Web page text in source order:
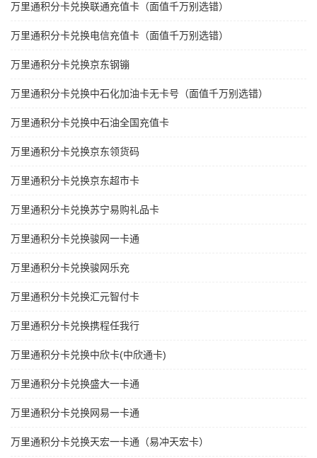
万里通积分卡兑换联通充值卡（面值千万别选错）
万里通积分卡兑换电信充值卡（面值千万别选错）
万里通积分卡兑换京东钢镚
万里通积分卡兑换中石化加油卡无卡号（面值千万别选错）
万里通积分卡兑换中石油全国充值卡
万里通积分卡兑换京东领货码
万里通积分卡兑换京东超市卡
万里通积分卡兑换苏宁易购礼品卡
万里通积分卡兑换骏网一卡通
万里通积分卡兑换骏网乐充
万里通积分卡兑换汇元智付卡
万里通积分卡兑换携程任我行
万里通积分卡兑换中欣卡(中欣通卡)
万里通积分卡兑换盛大一卡通
万里通积分卡兑换网易一卡通
万里通积分卡兑换天宏一卡通（易冲天宏卡）